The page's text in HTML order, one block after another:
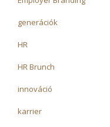
generációk
HR
HR Brunch
innováció
karrier